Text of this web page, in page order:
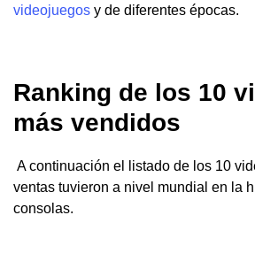
videojuegos y de diferentes épocas.
Ranking de los 10
más vendidos
A continuación el listado de los 10
ventas tuvieron a nivel mundial en la
consolas.